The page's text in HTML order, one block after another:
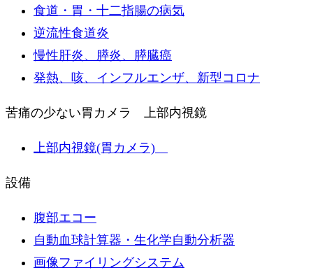
食道・胃・十二指腸の病気
逆流性食道炎
慢性肝炎、膵炎、膵臓癌
発熱、咳、インフルエンザ、新型コロナ
苦痛の少ない胃カメラ 上部内視鏡
上部内視鏡(胃カメラ)
設備
腹部エコー
自動血球計算器・生化学自動分析器
画像ファイリングシステム